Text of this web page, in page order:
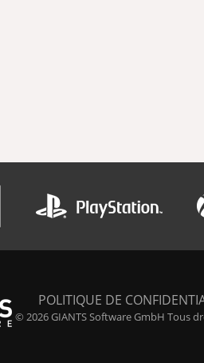
POLITIQUE DE
© 2026 GIANTS Software GmbH Tous